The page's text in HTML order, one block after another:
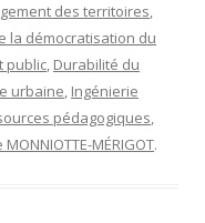
des territoires,
la démocratisation du
public, Durabilité du
urbaine, Ingénierie
pédagogiques,
MONNIOTTE-MÉRIGOT.